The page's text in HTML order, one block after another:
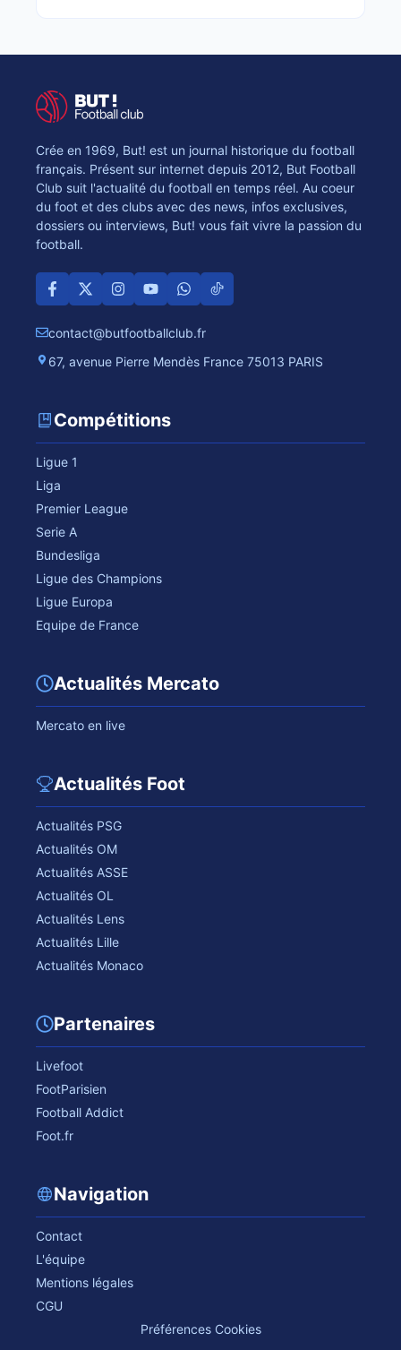
Crée en 1969, But! est un journal historique du football
français. Présent sur internet depuis 2012, But Football
Club suit l'actualité du football en temps réel. Au coeur
du foot et des clubs avec des news, infos exclusives,
dossiers ou interviews, But! vous fait vivre la passion du
football.
contact@butfootballclub.fr
67, avenue Pierre Mendès France 75013 PARIS
Compétitions
Ligue 1
Liga
Premier League
Serie A
Bundesliga
Ligue des Champions
Ligue Europa
Equipe de France
Actualités Mercato
Mercato en live
Actualités Foot
Actualités PSG
Actualités OM
Actualités ASSE
Actualités OL
Actualités Lens
Actualités Lille
Actualités Monaco
Partenaires
Livefoot
FootParisien
Football Addict
Foot.fr
Navigation
Contact
L'équipe
Mentions légales
CGU
Préférences Cookies